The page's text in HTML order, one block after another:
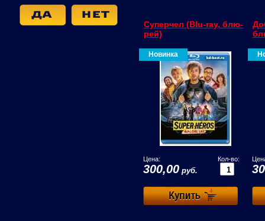
Суперчел (Blu-ray, блю-
рей)
Новинка
Цена:
300,00 руб.
Кол-во: